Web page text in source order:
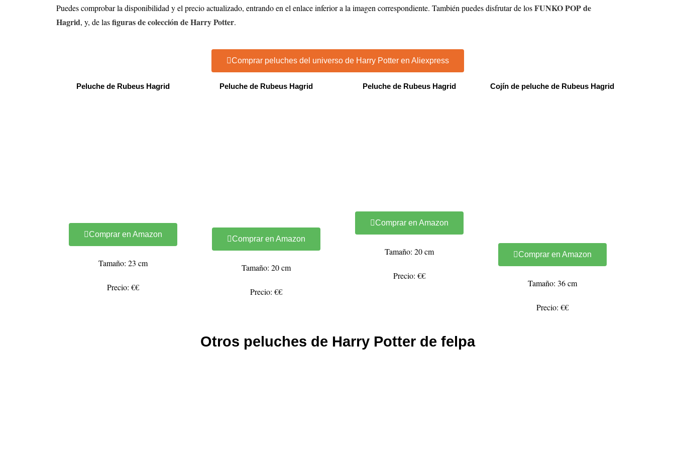
Puedes comprobar la disponibilidad y el precio actualizado, entrando en el enlace inferior a la imagen correspondiente. También puedes disfrutar de losFUNKO POP de
Hagrid, y, de lasfiguras de colección de Harry Potter.
Comprar peluches del universo de Harry Potter en Aliexpress
Peluche de Rubeus Hagrid
Comprar en Amazon
Tamaño: 23 cm
Precio: €€
Peluche de Rubeus Hagrid
Comprar en Amazon
Tamaño: 20 cm
Precio: €€
Peluche de Rubeus Hagrid
Comprar en Amazon
Tamaño: 20 cm
Precio: €€
Cojín de peluche de Rubeus Hagrid
Comprar en Amazon
Tamaño: 36 cm
Precio: €€
Otros peluches de Harry Potter de felpa